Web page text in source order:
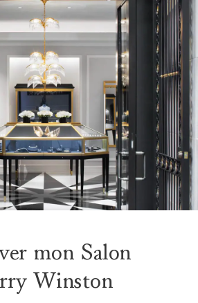
mon Salon
Winston